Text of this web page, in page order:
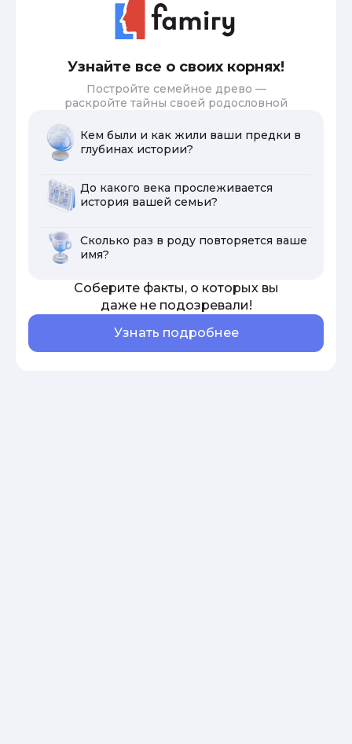
Узнайте все о своих корнях!
Постройте семейное древо —
раскройте тайны своей родословной
Кем были и как жили ваши предки в
глубинах истории?
До какого века прослеживается
история вашей семьи?
Сколько раз в роду повторяется ваше
имя?
Соберите факты, о которых вы
даже не подозревали!
Узнать подробнее